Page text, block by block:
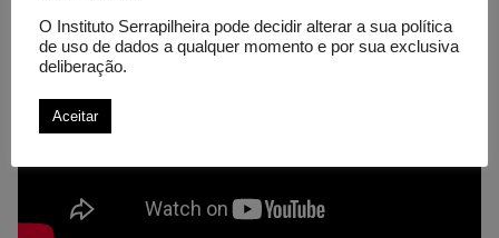
O Instituto Serrapilheira pode decidir alterar a sua política
de uso de dados a qualquer momento e por sua exclusiva
deliberação.
Aceitar